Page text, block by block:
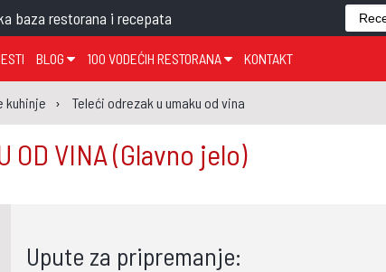
baza restorana i recepata
KRAPINSKO-ZAGORSKA ŽUPANIJA
SISAČKO-MOSLAVAČKA ŽUPANIJA
VARAŽDINSKA ŽUPANIJA
POŽEŠKO-SLAVONSKA ŽUPANIJA
PREDJELO
MEĐUJELO
UMAK
BLOG
TEMA TJEDNA
ZANIMLJIVOSTI
KLUB
GASTRO REGIJE
100 VODEĆIH RESTORANA
GLASANJE KNJIGE
KONTAKT
kuhinje Teleći odrezak u umaku od vina
OD VINA(Glavno jelo)
Upute za pripremanje: